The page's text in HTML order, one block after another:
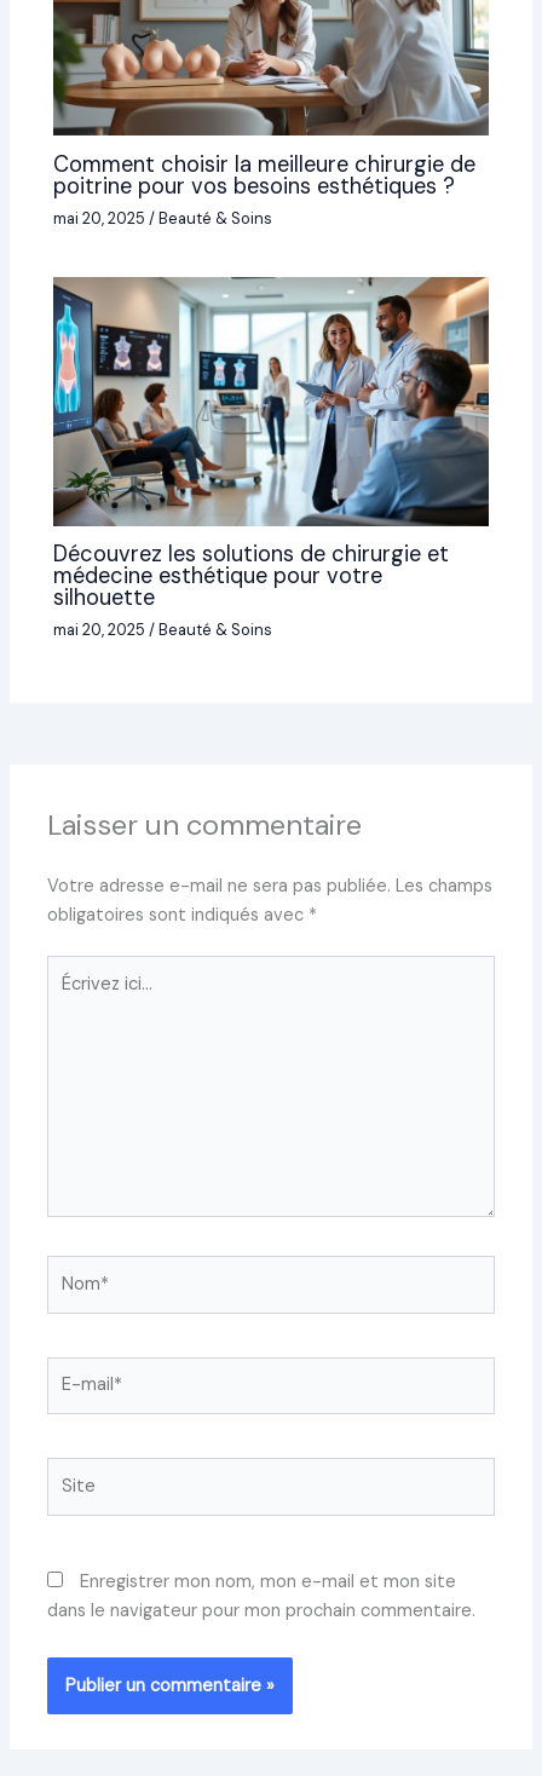
Comment choisir la meilleure chirurgie de
poitrine pour vos besoins esthétiques ?
mai 20, 2025/Beauté & Soins
Découvrez les solutions de chirurgie et
médecine esthétique pour votre
silhouette
mai 20, 2025/Beauté & Soins
Laisser un commentaire
Votre adresse e-mail ne sera pas publiée. Les champs
obligatoires sont indiqués avec *
Écrivez
Enregistrer mon nom, mon e-mail et mon site
dans le navigateur pour mon prochain commentaire.